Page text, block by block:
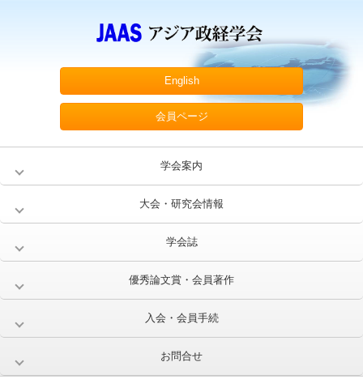
English
会員ページ
学会案内
大会・研究会情報
学会誌
優秀論文賞・会員著作
入会・会員手続
お問合せ